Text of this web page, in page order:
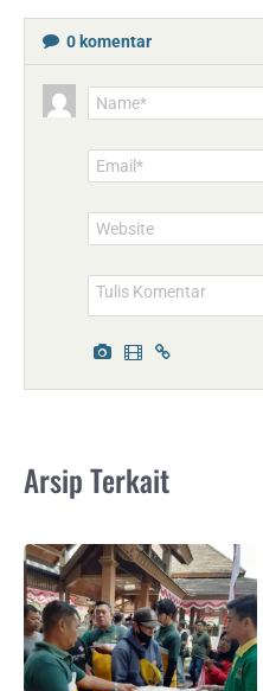
0 komentar
Name*
Email*
Website
Arsip Terkait